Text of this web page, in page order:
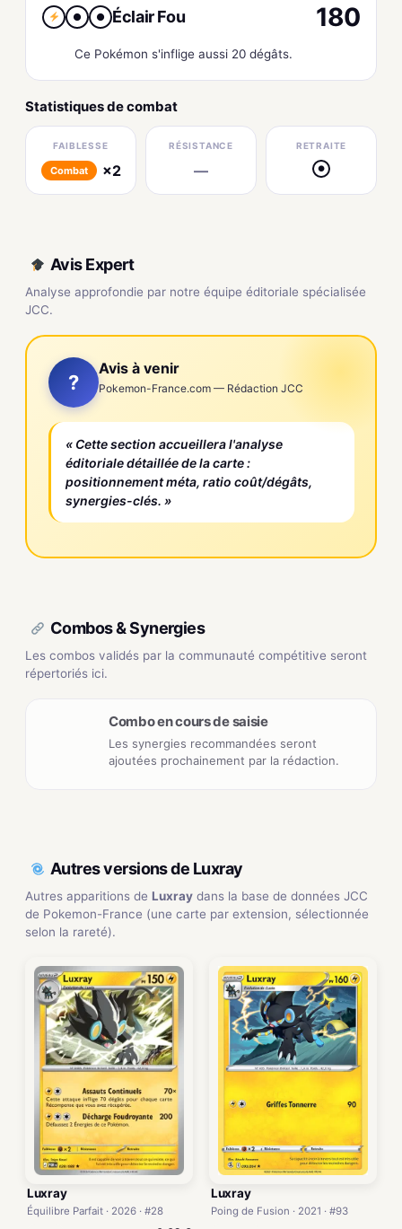
● ● Éclair Fou 180
Ce Pokémon s'inflige aussi 20 dégâts.
Statistiques de combat
FAIBLESSE
Combat ×2
RÉSISTANCE
—
RETRAITE
●
Avis Expert
Analyse approfondie par notre équipe éditoriale spécialisée
JCC.
?
Avis à venir
Pokemon-France.com — Rédaction JCC
« Cette section accueillera l'analyse
éditoriale détaillée de la carte :
positionnement méta, ratio coût/dégâts,
synergies-clés. »
Combos & Synergies
Les combos validés par la communauté compétitive seront
répertoriés ici.
Combo en cours de saisie
Les synergies recommandées seront
ajoutées prochainement par la rédaction.
Autres versions de Luxray
Autres apparitions de Luxray dans la base de données JCC
de Pokemon-France (une carte par extension, sélectionnée
selon la rareté).
Luxray
Équilibre Parfait · 2026 · #28
Luxray
Poing de Fusion · 2021 · #93